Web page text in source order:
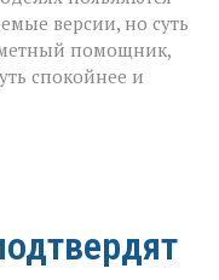
версии, но суть
помощник,
спокойнее и